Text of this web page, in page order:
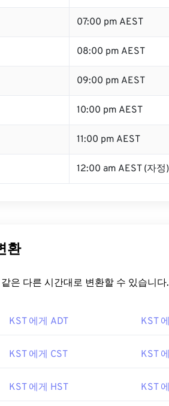
07:00 pm AEST
08:00 pm AEST
09:00 pm AEST
10:00 pm AEST
11:00 pm AEST
12:00 am AEST (자정)
환
은 다른 시간대로 변환할 수 있습니다.
KST 에게 ADT KST
KST 에게 CST KST
KST 에게 HST KST